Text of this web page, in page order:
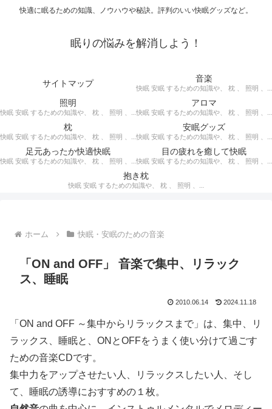
快適に眠るための知識、ノウハウや秘訣。評判のいい快眠グッズなど。
眠りの悩みを解消しよう！
サイトマップ 音楽
快眠 安眠 するための知識や、 枕 、 照明 、 アロマ など、おすすめの グッズ を紹介。 快眠 安眠 のための 音楽 CD の紹介です。 ヒーリングCD リラクゼーションCD インストゥルメンタルCD オルゴールCD ヘミシンクCD α波音楽 など。
照明
快眠 安眠 するための知識や、 枕 、 照明 、 アロマ など、おすすめの グッズ などを紹介。 快眠 安眠 のための 照明 フロアライト テーブルライト デスクライト スタンドライト など。
アロマ
快眠 安眠 するための知識や、 枕 、 照明 、 アロマ など、おすすめの グッズ などを紹介。 エッセンシャルオイル をはじめ、 アロマオイル を利用した アロマランプ 、 アロマディフューザー 、 アロマスプレー などの紹介です。
枕
快眠 安眠 するための知識や、 枕 、 照明 、 アロマ など、おすすめの グッズ などを紹介。 ぐっすり眠るために重要な枕選びのポイントや商品の紹介、 テンピュール 、 マニフレックス など。
安眠グッズ
快眠 安眠 するための知識や、 枕 、 照明 、 アロマ など、おすすめの グッズ などを紹介。 いろいろな 快眠 安眠 グッズ の紹介、足枕、うたた寝枕、目覚まし時計、入浴剤 など。
足元あったか快適快眠
快眠 安眠 するための知識や、 枕 、 照明 、 アロマ など、おすすめの グッズ などを紹介。 足元あったかで快適に眠るための 湯たんぽ あったか靴下 レッグウォーマー などの紹介です。
目の疲れを癒して快眠
快眠 安眠 するための知識や、 枕 、 照明 、 アロマ など、おすすめの グッズ などを紹介。 目の疲れを癒やす、 快眠、安眠 のための アイマスク アイピロー について。
抱き枕
快眠 安眠 するための知識や、 枕 、 照明 、 アロマ など、おすすめの グッズ などを紹介。 安心感を得る、リラックスして眠れるための 抱き枕 の紹介です。 妊婦さんや赤ちゃん、腰痛がある人におすすめ。
ホーム 快眠・安眠のための音楽
「ON and OFF」 音楽で集中、リラック
ス、睡眠
2010.06.14 2024.11.18
「ON and OFF ～集中からリラックスまで」は、集中、リ
ラックス、睡眠と、ONとOFFをうまく使い分けて過ごす
ための音楽CDです。
集中力をアップさせたい人、リラックスしたい人、そし
て、睡眠の誘導におすすめの１枚。